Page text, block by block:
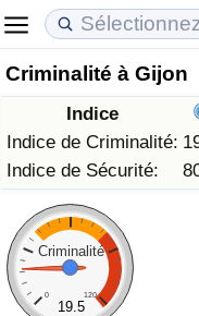
Criminalité à Gijon
Indice
Indice de Criminalité:
Indice de Sécurité:
Criminalité
0 120
19.5
Coût de la vie
Indice du Coût de la
Indice du Coût de la
Indice du coût de la
à Akaba
Prix de l'immobilier
Indice des Prix de
Indice des Prix de
Indice des Prix de
Qualité de Vie
Indice de Qualité de
Indice de Qualité de
Indice de qualité de
Criminalité